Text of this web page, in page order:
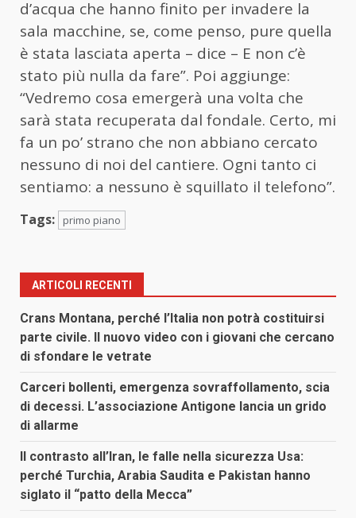
d’acqua che hanno finito per invadere la
sala macchine, se, come penso, pure quella
è stata lasciata aperta – dice – E non c’è
stato più nulla da fare”. Poi aggiunge:
“Vedremo cosa emergerà una volta che
sarà stata recuperata dal fondale. Certo, mi
fa un po’ strano che non abbiano cercato
nessuno di noi del cantiere. Ogni tanto ci
sentiamo: a nessuno è squillato il telefono”.
Tags: primo piano
ARTICOLI RECENTI
Crans Montana, perché l’Italia non potrà costituirsi
parte civile. Il nuovo video con i giovani che cercano
di sfondare le vetrate
Carceri bollenti, emergenza sovraffollamento, scia
di decessi. L’associazione Antigone lancia un grido
di allarme
Il contrasto all’Iran, le falle nella sicurezza Usa:
perché Turchia, Arabia Saudita e Pakistan hanno
siglato il “patto della Mecca”